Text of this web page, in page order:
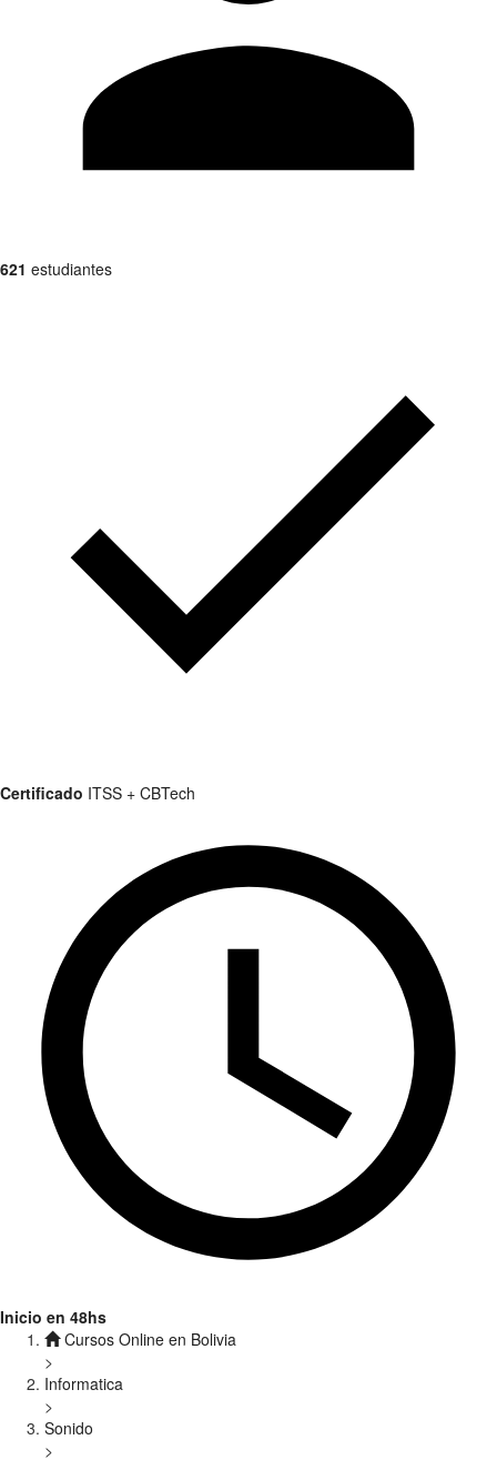
621 estudiantes
Certificado ITSS + CBTech
Inicio en 48hs
Cursos Online en Bolivia
>
Informatica
>
Sonido
>